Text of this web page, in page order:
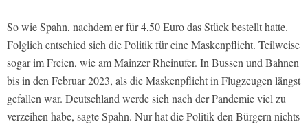
So wie Spahn, nachdem er für 4,50 Euro das Stück bestellt hatte.
Folglich entschied sich die Politik für eine Maskenpflicht. Teilweise
sogar im Freien, wie am Mainzer Rheinufer. In Bussen und Bahnen
bis in den Februar 2023, als die Maskenpflicht in Flugzeugen längst
gefallen war. Deutschland werde sich nach der Pandemie viel zu
verzeihen habe, sagte Spahn. Nur hat die Politik den Bürgern nichts